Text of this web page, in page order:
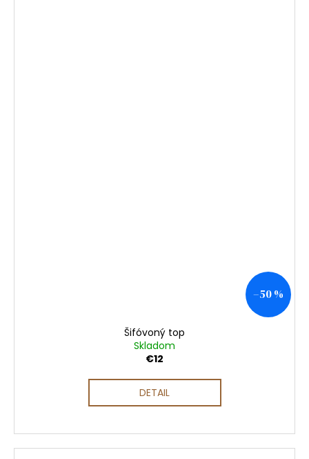
–50 %
Šifóvoný top
Skladom
€12
DETAIL